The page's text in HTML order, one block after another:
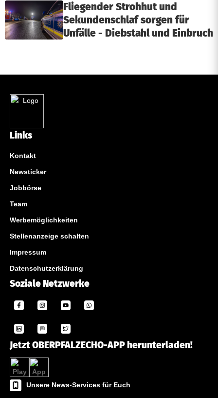
Fliegender Strohhut und
Sekundenschlaf sorgen für
Unfälle - Diebstahl und Einbruch
Links
Kontakt
Newsticker
Jobbörse
Team
Werbemöglichkeiten
Stellenanzeige schalten
Impressum
Datenschutzerklärung
Soziale Netzwerke
Jetzt OBERPFALZECHO-APP herunterladen!
Unsere News-Services für Euch